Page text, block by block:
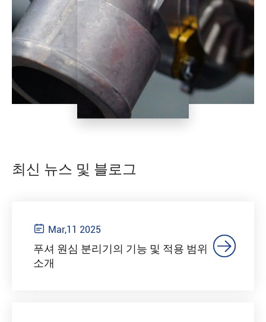
최신 뉴스 및 블로그
 Mar,11 2025
푸셔 원심 분리기의 기능 및 적용 범위
소개
